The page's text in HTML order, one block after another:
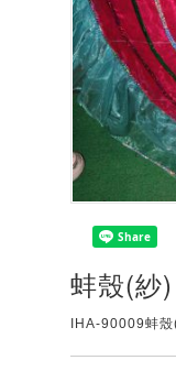
蚌殼(紗
IHA-90009蚌